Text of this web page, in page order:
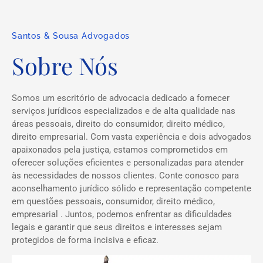
Santos & Sousa Advogados
Sobre Nós
Somos um escritório de advocacia dedicado a fornecer
serviços jurídicos especializados e de alta qualidade nas
áreas pessoais, direito do consumidor, direito médico,
direito empresarial. Com vasta experiência e dois advogados
apaixonados pela justiça, estamos comprometidos em
oferecer soluções eficientes e personalizadas para atender
às necessidades de nossos clientes. Conte conosco para
aconselhamento jurídico sólido e representação competente
em questões pessoais, consumidor, direito médico,
empresarial . Juntos, podemos enfrentar as dificuldades
legais e garantir que seus direitos e interesses sejam
protegidos de forma incisiva e eficaz.